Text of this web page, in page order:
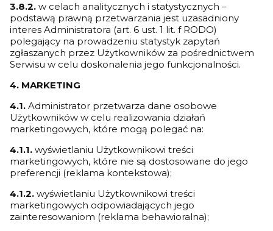
3.8.2. w celach analitycznych i statystycznych –
podstawą prawną przetwarzania jest uzasadniony
interes Administratora (art. 6 ust. 1 lit. f RODO)
polegający na prowadzeniu statystyk zapytań
zgłaszanych przez Użytkowników za pośrednictwem
Serwisu w celu doskonalenia jego funkcjonalności.
4. MARKETING
4.1. Administrator przetwarza dane osobowe
Użytkowników w celu realizowania działań
marketingowych, które mogą polegać na:
4.1.1. wyświetlaniu Użytkownikowi treści
marketingowych, które nie są dostosowane do jego
preferencji (reklama kontekstowa);
4.1.2. wyświetlaniu Użytkownikowi treści
marketingowych odpowiadających jego
zainteresowaniom (reklama behawioralna);